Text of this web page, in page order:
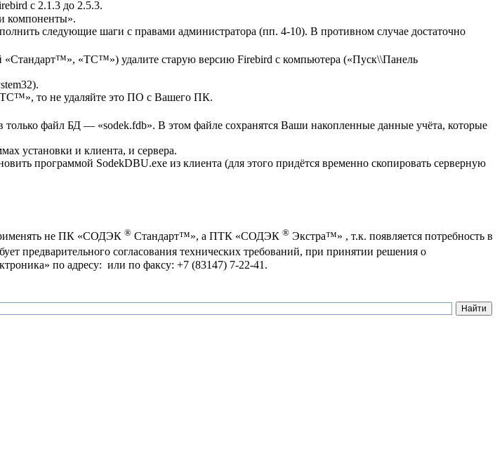
с 2.1.3 до 2.5.3.
компоненты».
следующие шаги с правами администратора (пп. 4-10). В противном случае достаточно
«Стандарт™», «TC™») удалите старую версию Firebird с компьютера («Пуск\\Панель
то не удаляйте это ПО с Вашего ПК.
только файл БД — «sodek.fdb». В этом файле сохранятся Ваши накопленные данные учёта, которые
установки и клиента, и сервера.
программой SodekDBU.exe из клиента (для этого придётся временно скопировать серверную
применять не ПК «СОДЭК ® Стандарт™», а ПТК «СОДЭК ® Экстра™» , т.к. появляется потребность в
предварительного согласования технических требований, при принятии решения о
по адресу: или по факсу: +7 (83147) 7-22-41.